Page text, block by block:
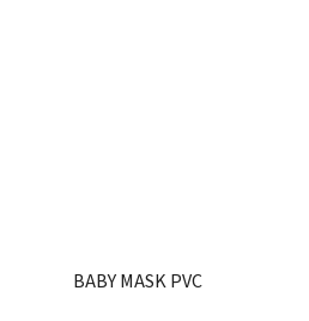
BABY MASK PVC